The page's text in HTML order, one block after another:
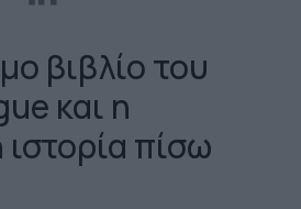
βιβλίο του
και η
πίσω